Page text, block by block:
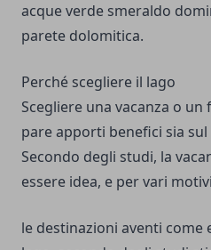
acque verde smeraldo
parete dolomitica.
Perché scegliere il lago
Scegliere una vacanza o
pare apporti benefici sia
Secondo degli studi, la
essere idea, e per vari
le destinazioni aventi come